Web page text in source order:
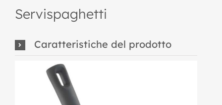
Servispaghetti
Caratteristiche del prodotto